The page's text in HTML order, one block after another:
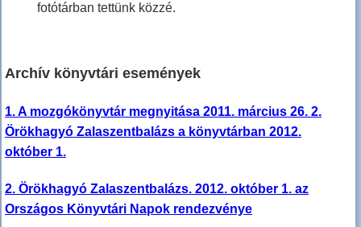
fotótárban tettünk közzé.
Archív könyvtári események
1. A mozgókönyvtár megnyitása 2011. március 26. 2.
Örökhagyó Zalaszentbalázs a könyvtárban 2012.
október 1.
2. Örökhagyó Zalaszentbalázs. 2012. október 1. az
Országos Könyvtári Napok rendezvénye